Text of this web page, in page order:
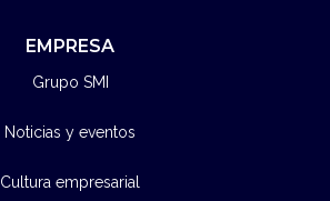
EMPRESA
Grupo SMI
Noticias y eventos
Cultura empresarial